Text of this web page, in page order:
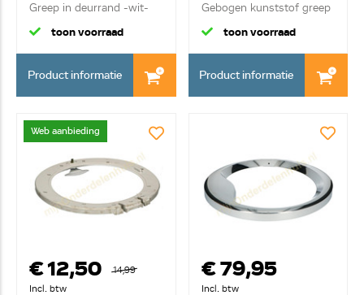
Greep in deurrand -wit-
toon voorraad
Product informatie
Gebogen kunststof greep
toon voorraad
Product informatie
Web aanbieding
€ 12,50
14,99
Incl. btw
€ 79,95
Incl. btw